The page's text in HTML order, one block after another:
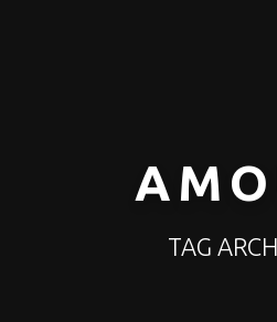
TAG